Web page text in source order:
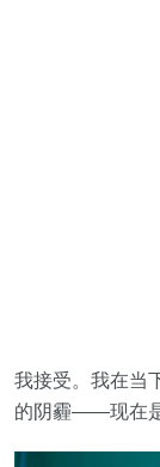
我接受。我在当
的阴霾——现在